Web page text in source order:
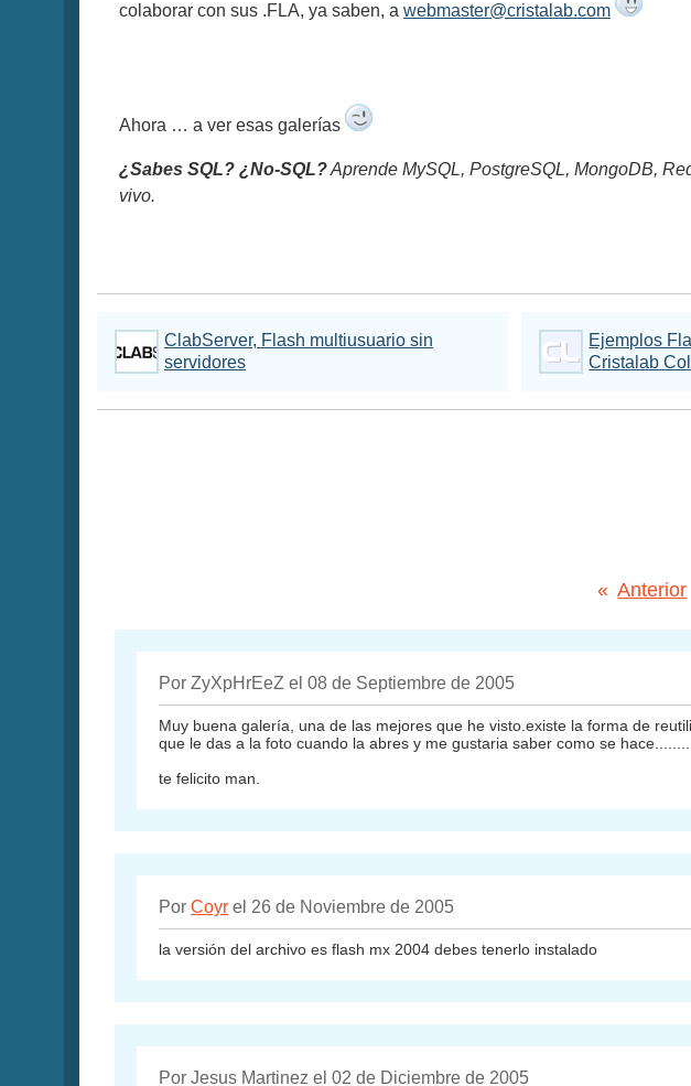
colaborar con sus .FLA, ya saben, a webmaster@cristalab.com
Ahora … a ver esas galerías
¿Sabes SQL? ¿No-SQL?Aprende MySQL, PostgreSQL, MongoDB,
vivo.
ClabServer, Flash multiusuario sin
servidores
Ejemplos
Cristalab
« Anterior
Por ZyXpHrEeZ el 08 de Septiembre de 2005
Muy buena galería, una de las mejores que he visto.existe la forma de
que le das a la foto cuando la abres y me gustaria saber como se
te felicito man.
Por Coyr el 26 de Noviembre de 2005
la versión del archivo es flash mx 2004 debes tenerlo instalado
Por Jesus Martinez el 02 de Diciembre de 2005